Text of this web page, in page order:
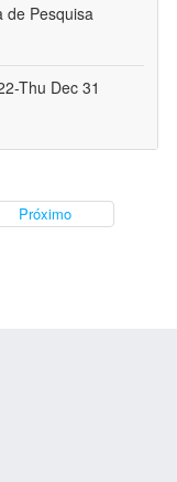
de Pesquisa
Thu Dec 31
Próximo